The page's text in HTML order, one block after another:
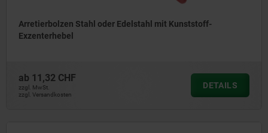
Arretierbolzen Stahl oder Edelstahl mit Kunststoff-
Exzenterhebel
ab 11,32 CHF
zzgl. MwSt.
zzgl. Versandkosten
DETAILS